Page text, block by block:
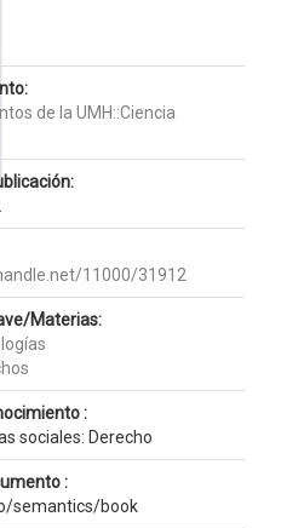
de la UMH::Ciencia
11000/31912
Materias:
:
sociales: Derecho
:
semantics/book